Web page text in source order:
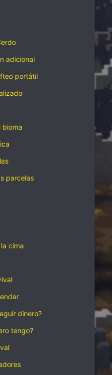
adicional
portátil
bioma
parcelas
cima
dinero?
tengo?